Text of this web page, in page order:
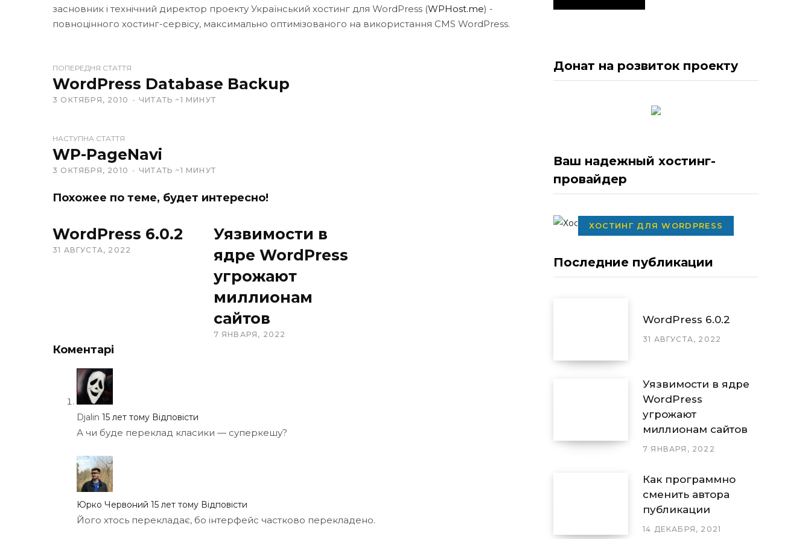
засновник і технічний директор проекту Український хостинг для WordPress (WPHost.me) -
повноцінного хостинг-сервісу, максимально оптимізованого на використання CMS WordPress.
e
b
s
e
ПОПЕРЕДНЯ СТАТТЯ
WordPress Database Backup
3 ОКТЯБРЯ, 2010 ЧИТАТЬ ~1 МИНУТ
НАСТУПНА СТАТТЯ
WP-PageNavi
3 ОКТЯБРЯ, 2010 ЧИТАТЬ ~1 МИНУТ
Похожее по теме, будет интересно!
WordPress 6.0.2
31 АВГУСТА, 2022
Уязвимости в
ядре WordPress
угрожают
миллионам
сайтов
7 ЯНВАРЯ, 2022
Коментарі
Djalin 15 лет тому Відповісти
А чи буде переклад класики — суперкешу?
Юрко Червоний 15 лет тому Відповісти
Його хтось перекладає, бо інтерфейс частково перекладено.
Донат на розвиток проекту
Ваш надежный хостинг-
провайдер
ХОСТИНГ ДЛЯ WORDPRESS
Последние публикации
WordPress 6.0.2
31 АВГУСТА, 2022
Уязвимости в ядре
WordPress
угрожают
миллионам сайтов
7 ЯНВАРЯ, 2022
Как программно
сменить автора
публикации
14 ДЕКАБРЯ, 2021